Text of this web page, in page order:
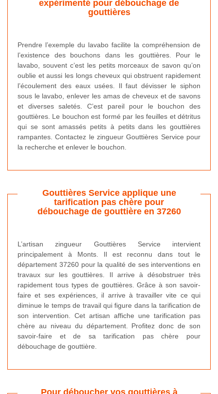
expérimenté pour débouchage de
gouttières
Prendre l’exemple du lavabo facilite la compréhension de
l’existence des bouchons dans les gouttières. Pour le
lavabo, souvent c’est les petits morceaux de savon qu’on
oublie et aussi les longs cheveux qui obstruent rapidement
l’écoulement des eaux usées. Il faut dévisser le siphon
sous le lavabo, enlever les amas de cheveux et de savons
et diverses saletés. C’est pareil pour le bouchon des
gouttières. Le bouchon est formé par les feuilles et détritus
qui se sont amassés petits à petits dans les gouttières
rampantes. Contactez le zingueur Gouttières Service pour
la recherche et enlever le bouchon.
Gouttières Service applique une
tarification pas chère pour
débouchage de gouttière en 37260
L’artisan zingueur Gouttières Service intervient
principalement à Monts. Il est reconnu dans tout le
département 37260 pour la qualité de ses interventions en
travaux sur les gouttières. Il arrive à désobstruer très
rapidement tous types de gouttières. Grâce à son savoir-
faire et ses expériences, il arrive à travailler vite ce qui
diminue le temps de travail qui figure dans la tarification de
son intervention. Cet artisan affiche une tarification pas
chère au niveau du département. Profitez donc de son
savoir-faire et de sa tarification pas chère pour
débouchage de gouttière.
Pour déboucher vos gouttières à